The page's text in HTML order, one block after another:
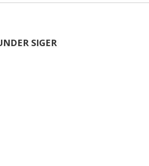
SIGER